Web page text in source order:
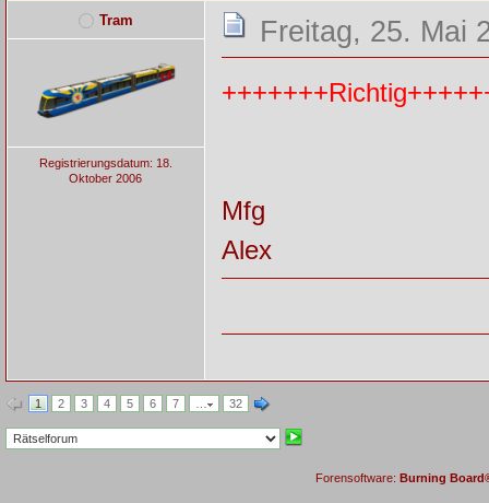
Tram
Registrierungsdatum: 18.
Oktober 2006
Freitag, 25. Mai
Mfg
Alex
1 2 3 4 5 6 7 32
Forensoftware: Burning